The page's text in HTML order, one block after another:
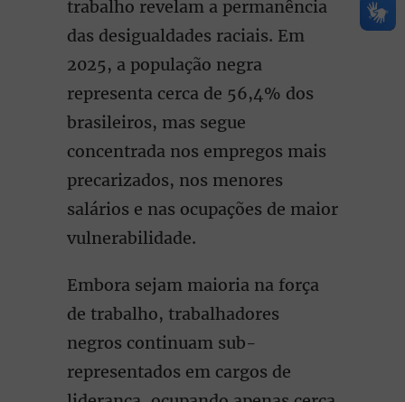
trabalho revelam a permanência
das desigualdades raciais. Em
2025, a população negra
representa cerca de 56,4% dos
brasileiros, mas segue
concentrada nos empregos mais
precarizados, nos menores
salários e nas ocupações de maior
vulnerabilidade.
Embora sejam maioria na força
de trabalho, trabalhadores
negros continuam sub-
representados em cargos de